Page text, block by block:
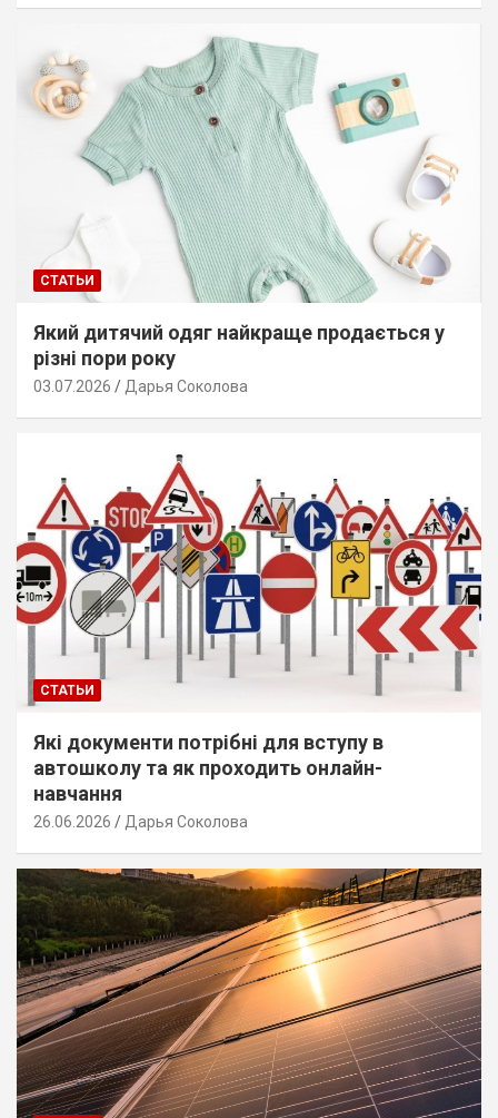
СТАТЬИ
Який дитячий одяг найкраще продається у
різні пори року
03.07.2026 Дарья Соколова
СТАТЬИ
Які документи потрібні для вступу в
автошколу та як проходить онлайн-
навчання
26.06.2026 Дарья Соколова